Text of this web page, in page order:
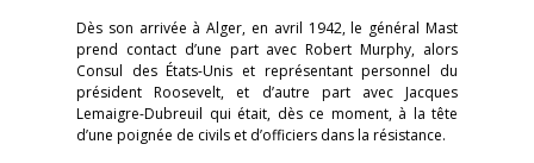
Dès son arrivée à Alger, en avril 1942, le général Mast
prend contact d’une part avec Robert Murphy, alors
Consul des États-Unis et représentant personnel du
président Roosevelt, et d’autre part avec Jacques
Lemaigre-Dubreuil qui était, dès ce moment, à la tête
d’une poignée de civils et d’officiers dans la résistance.